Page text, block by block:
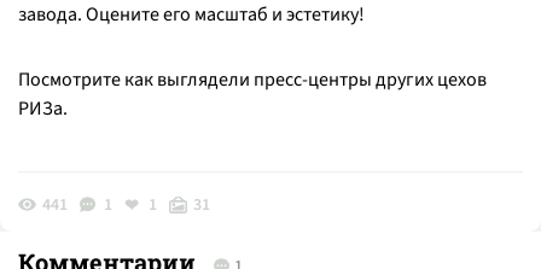
завода. Оцените его масштаб и эстетику!
Посмотрите как выглядели пресс-центры других цехов
РИЗа.
441 1 1 31
Комментарии